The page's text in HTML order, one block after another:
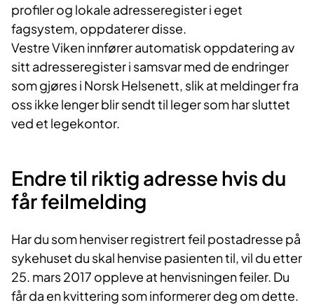
profiler og lokale adresseregister i eget
fagsystem, oppdaterer disse.
Vestre Viken innfører automatisk oppdatering av
sitt adresseregister i samsvar med de endringer
som gjøres i Norsk Helsenett, slik at meldinger fra
oss ikke lenger blir sendt til leger som har sluttet
ved et legekontor.
Endre til riktig adresse hvis du
får feilmelding
Har du som henviser registrert feil postadresse på
sykehuset du skal henvise pasienten til, vil du etter
25. mars 2017 oppleve at henvisningen feiler. Du
får da en kvittering som informerer deg om dette.